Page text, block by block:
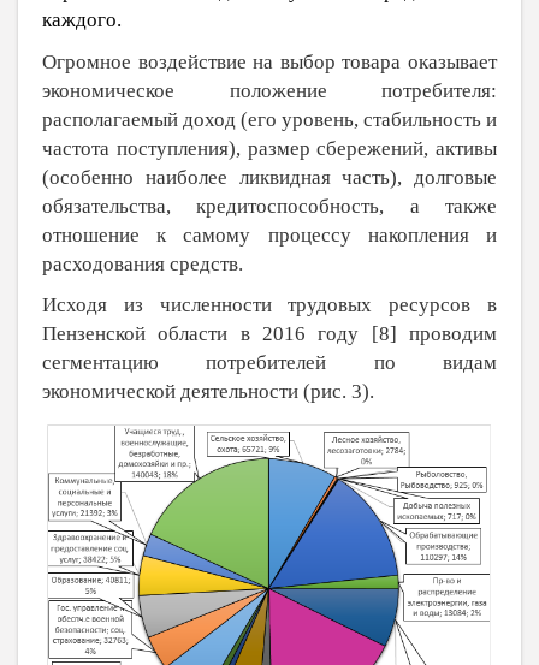
каждого.
Огромное воздействие на выбор товара оказывает
экономическое положение потребителя:
располагаемый доход (его уровень, стабильность и
частота поступления), размер сбережений, активы
(особенно наиболее ликвидная часть), долговые
обязательства, кредитоспособность, а также
отношение к самому процессу накопления и
расходования средств.
Исходя из численности трудовых ресурсов в
Пензенской области в 2016 году [8] проводим
сегментацию потребителей по видам
экономической деятельности (рис. 3).